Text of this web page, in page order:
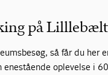
på
så får du her
oplevelse i